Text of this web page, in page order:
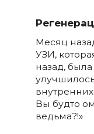
Месяц
УЗИ,
назад, была
Вы будто
ведьма?!»